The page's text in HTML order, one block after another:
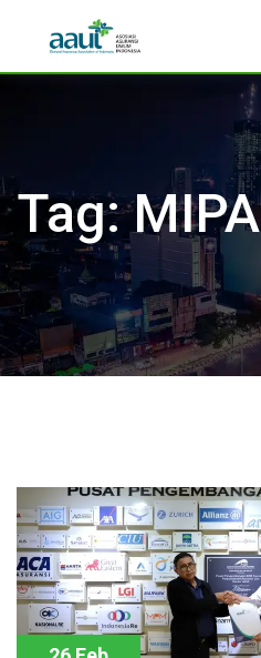
content
Tag:MIPA